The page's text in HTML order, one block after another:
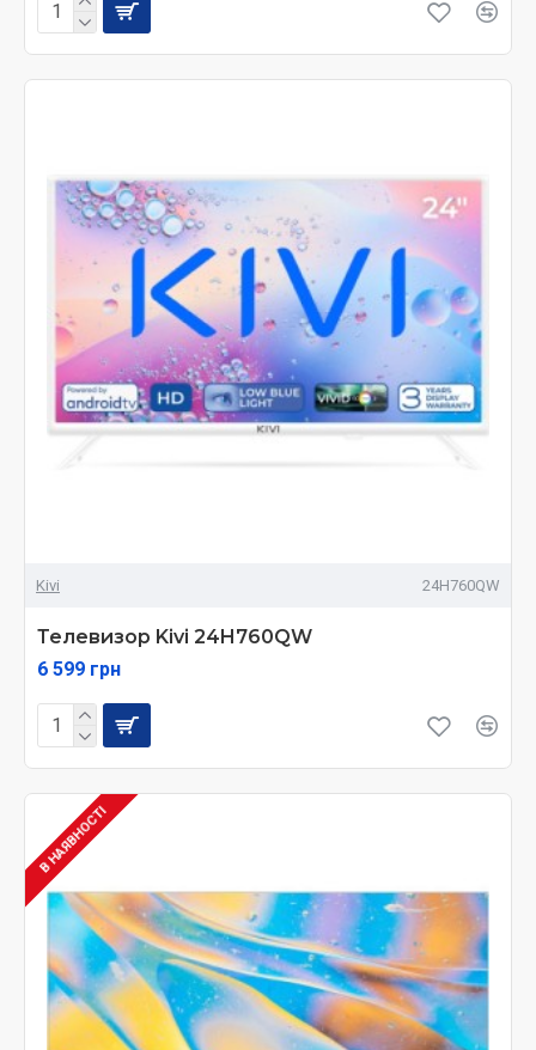
Kivi 24H760QW
Телевизор Kivi 24H760QW
6 599 грн
В НАЯВНОСТІ